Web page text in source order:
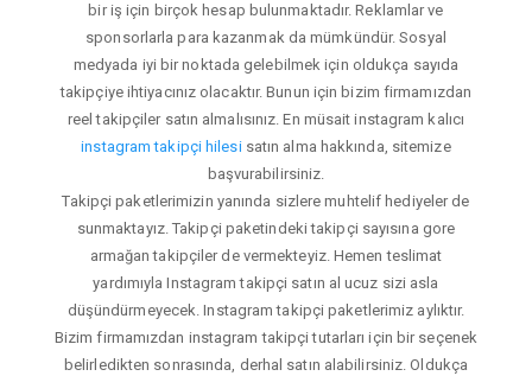
bir iş için birçok hesap bulunmaktadır. Reklamlar ve
sponsorlarla para kazanmak da mümkündür. Sosyal
medyada iyi bir noktada gelebilmek için oldukça sayıda
takipçiye ihtiyacınız olacaktır. Bunun için bizim firmamızdan
reel takipçiler satın almalısınız. En müsait instagram kalıcı
instagram takipçi hilesisatın alma hakkında, sitemize
başvurabilirsiniz.
Takipçi paketlerimizin yanında sizlere muhtelif hediyeler de
sunmaktayız. Takipçi paketindeki takipçi sayısına gore
armağan takipçiler de vermekteyiz. Hemen teslimat
yardımıyla Instagram takipçi satın al ucuz sizi asla
düşündürmeyecek. Instagram takipçi paketlerimiz aylıktır.
Bizim firmamızdan instagram takipçi tutarları için bir seçenek
belirledikten sonrasında, derhal satın alabilirsiniz. Oldukça